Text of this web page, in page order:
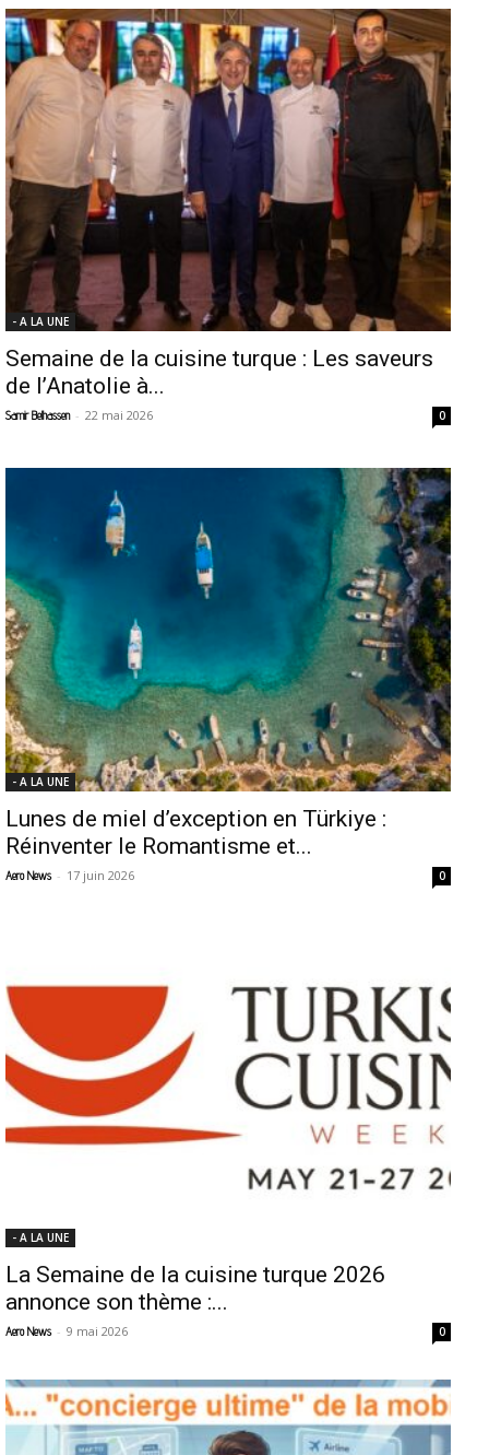
- A LA UNE
Semaine de la cuisine turque : Les saveurs
de l’Anatolie à...
Samir Belhassen - 22 mai 2026 0
- A LA UNE
Lunes de miel d’exception en Türkiye :
Réinventer le Romantisme et...
Aero News - 17 juin 2026 0
- A LA UNE
La Semaine de la cuisine turque 2026
annonce son thème :...
Aero News - 9 mai 2026 0